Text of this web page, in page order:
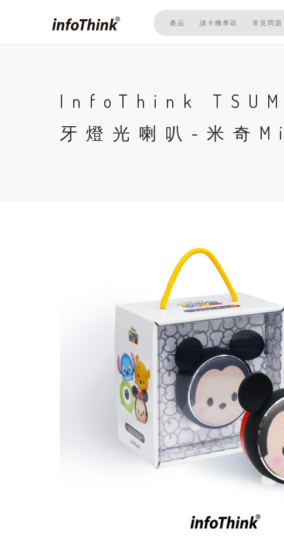
產品 讀卡機專區 常見問題
InfoThink TSUM
牙燈光喇叭-米奇